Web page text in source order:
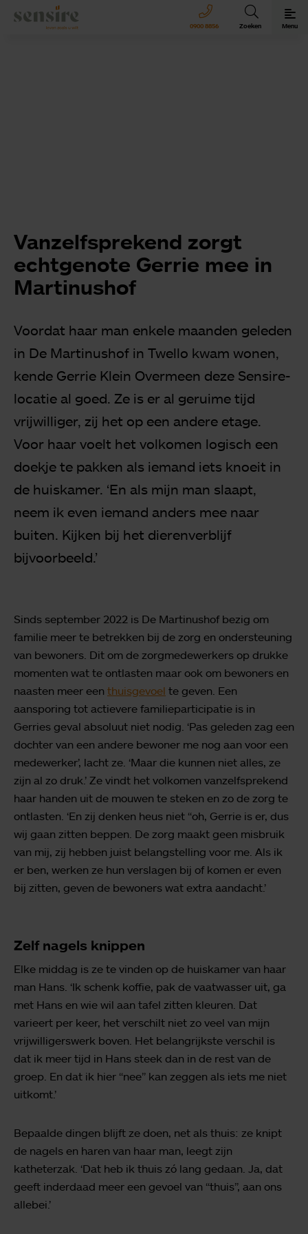
Sensire logo
0900 8856 Zoeken Menu
Vanzelfsprekend zorgt
echtgenote Gerrie mee in
Martinushof
Voordat haar man enkele maanden geleden
in De Martinushof in Twello kwam wonen,
kende Gerrie Klein Overmeen deze Sensire-
locatie al goed. Ze is er al geruime tijd
vrijwilliger, zij het op een andere etage.
Voor haar voelt het volkomen logisch een
doekje te pakken als iemand iets knoeit in
de huiskamer. ‘En als mijn man slaapt,
neem ik even iemand anders mee naar
buiten. Kijken bij het dierenverblijf
bijvoorbeeld.’
Sinds september 2022 is De Martinushof bezig om
familie meer te betrekken bij de zorg en ondersteuning
van bewoners. Dit om de zorgmedewerkers op drukke
momenten wat te ontlasten maar ook om bewoners en
naasten meer een thuisgevoel te geven. Een
aansporing tot actievere familieparticipatie is in
Gerries geval absoluut niet nodig. ‘Pas geleden zag een
dochter van een andere bewoner me nog aan voor een
medewerker’, lacht ze. ‘Maar die kunnen niet alles, ze
zijn al zo druk.’ Ze vindt het volkomen vanzelfsprekend
haar handen uit de mouwen te steken en zo de zorg te
ontlasten. ‘En zij denken heus niet “oh, Gerrie is er, dus
wij gaan zitten beppen. De zorg maakt geen misbruik
van mij, zij hebben juist belangstelling voor me. Als ik
er ben, werken ze hun verslagen bij of komen er even
bij zitten, geven de bewoners wat extra aandacht.’
Zelf nagels knippen
Elke middag is ze te vinden op de huiskamer van haar
man Hans. ‘Ik schenk koffie, pak de vaatwasser uit, ga
met Hans en wie wil aan tafel zitten kleuren. Dat
varieert per keer, het verschilt niet zo veel van mijn
vrijwilligerswerk boven. Het belangrijkste verschil is
dat ik meer tijd in Hans steek dan in de rest van de
groep. En dat ik hier “nee” kan zeggen als iets me niet
uitkomt.’
Bepaalde dingen blijft ze doen, net als thuis: ze knipt
de nagels en haren van haar man, leegt zijn
katheterzak. ‘Dat heb ik thuis zó lang gedaan. Ja, dat
geeft inderdaad meer een gevoel van “thuis”, aan ons
allebei.’